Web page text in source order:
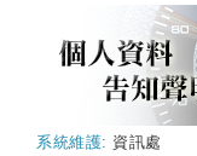
系統維護: 資訊處